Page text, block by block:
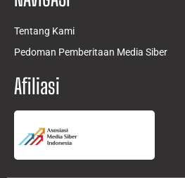
Tentang Kami
Pedoman Pemberitaan Media Siber
Afiliasi